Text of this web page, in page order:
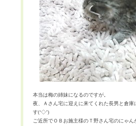
本当は梅の姉妹になるのですが。
夜、Ａさん宅に迎えに来てくれた長男と倉
す(‘◇’)
ご近所でＯＢお施主様のＴ野さん宅のにゃん